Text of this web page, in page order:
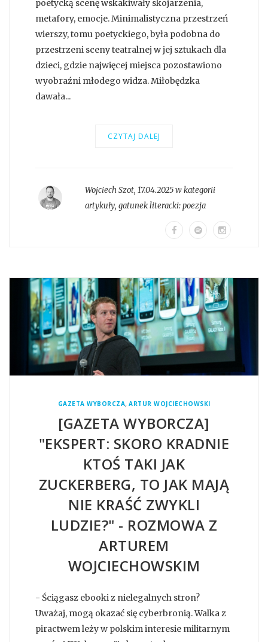
poetycką scenę wskakiwały skojarzenia,
metafory, emocje. Minimalistyczna przestrzeń
wierszy, tomu poetyckiego, była podobna do
przestrzeni sceny teatralnej w jej sztukach dla
dzieci, gdzie najwięcej miejsca pozostawiono
wyobraźni młodego widza. Miłobędzka
dawała...
CZYTAJ DALEJ
Wojciech Szot, 17.04.2025 w kategorii
artykuły, gatunek literacki:poezja
GAZETA WYBORCZA, ARTUR WOJCIECHOWSKI
[GAZETA WYBORCZA]
"EKSPERT: SKORO KRADNIE
KTOŚ TAKI JAK
ZUCKERBERG, TO JAK MAJĄ
NIE KRAŚĆ ZWYKLI
LUDZIE?" - ROZMOWA Z
ARTUREM
WOJCIECHOWSKIM
- Ściągasz ebooki z nielegalnych stron?
Uważaj, mogą okazać się cyberbronią. Walka z
piractwem leży w polskim interesie militarnym